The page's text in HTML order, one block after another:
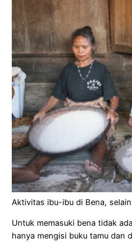
Aktivitas ibu-ibu di Bena,
Untuk memasuki bena tidak
hanya mengisi buku tamu dan